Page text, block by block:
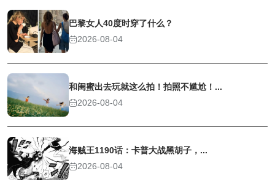
巴黎女人40度时穿了什么？
2026-08-04
和闺蜜出去玩就这么拍！拍照不尴尬！...
2026-08-04
海贼王1190话：卡普大战黑胡子，...
2026-08-04